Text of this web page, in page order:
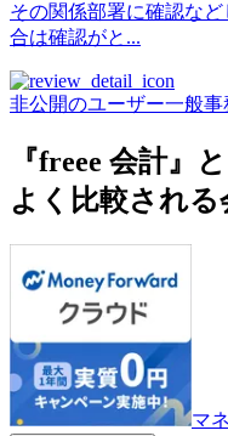
その関係部署に確認な
合は確認がと...
非公開のユーザー一般事
『freee 会計』と
よく比較される
マ